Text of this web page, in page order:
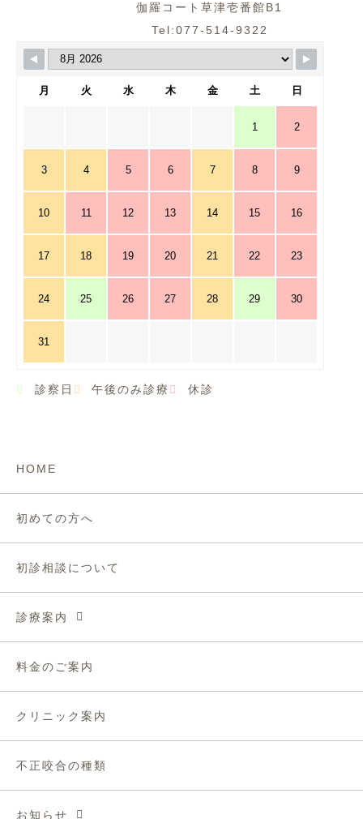
伽羅コート草津壱番館B1
Tel:077-514-9322
月 火 水 木 金 土 日
1 2
3 4 5 6 7 8 9
10 11 12 13 14 15 16
17 18 19 20 21 22 23
24 25 26 27 28 29 30
31
診察日 午後のみ診療 休診
HOME
初めての方へ
初診相談について
診療案内
料金のご案内
クリニック案内
不正咬合の種類
お知らせ